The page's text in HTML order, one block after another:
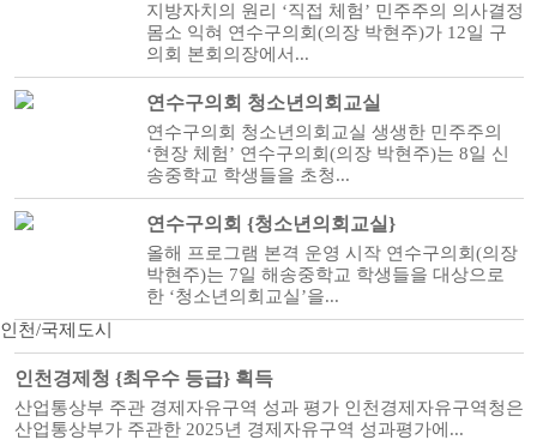
지방자치의 원리 ‘직접 체험’ 민주주의 의사결정
몸소 익혀 연수구의회(의장 박현주)가 12일 구
의회 본회의장에서...
연수구의회 청소년의회교실
연수구의회 청소년의회교실 생생한 민주주의
‘현장 체험’ 연수구의회(의장 박현주)는 8일 신
송중학교 학생들을 초청...
연수구의회 {청소년의회교실}
올해 프로그램 본격 운영 시작 연수구의회(의장
박현주)는 7일 해송중학교 학생들을 대상으로
한 ‘청소년의회교실’을...
인천/국제도시
인천경제청 {최우수 등급} 획득
산업통상부 주관 경제자유구역 성과 평가 인천경제자유구역청은
산업통상부가 주관한 2025년 경제자유구역 성과평가에...